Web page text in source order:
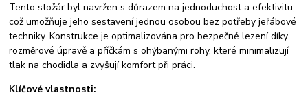
Tento stožár byl navržen s důrazem na jednoduchost a efektivitu,
což umožňuje jeho sestavení jednou osobou bez potřeby jeřábové
techniky. Konstrukce je optimalizována pro bezpečné lezení díky
rozměrové úpravě a příčkám s ohýbanými rohy, které minimalizují
tlak na chodidla a zvyšují komfort při práci.
Klíčové vlastnosti: